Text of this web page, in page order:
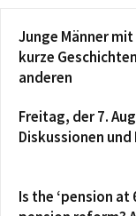
Junge Männer
kurze
anderen
Freitag, der 7.
Diskussionen
Is the ‘pension